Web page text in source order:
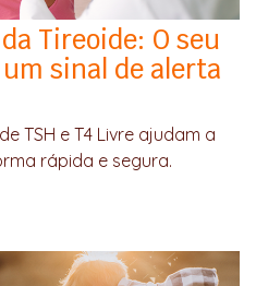
Tireoide: O seu
sinal de alerta
TSH e T4 Livre ajudam a
rápida e segura.